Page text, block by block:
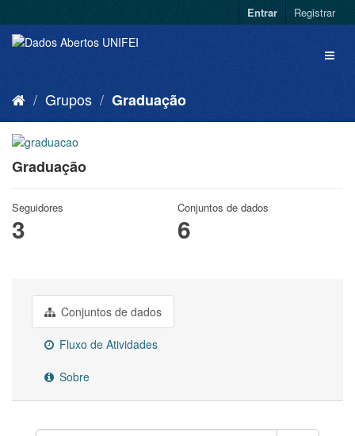
Entrar Registrar
Grupos Graduação
Graduação
Seguidores
3
Conjuntos de dados
6
Conjuntos de dados
Fluxo de Atividades
Sobre